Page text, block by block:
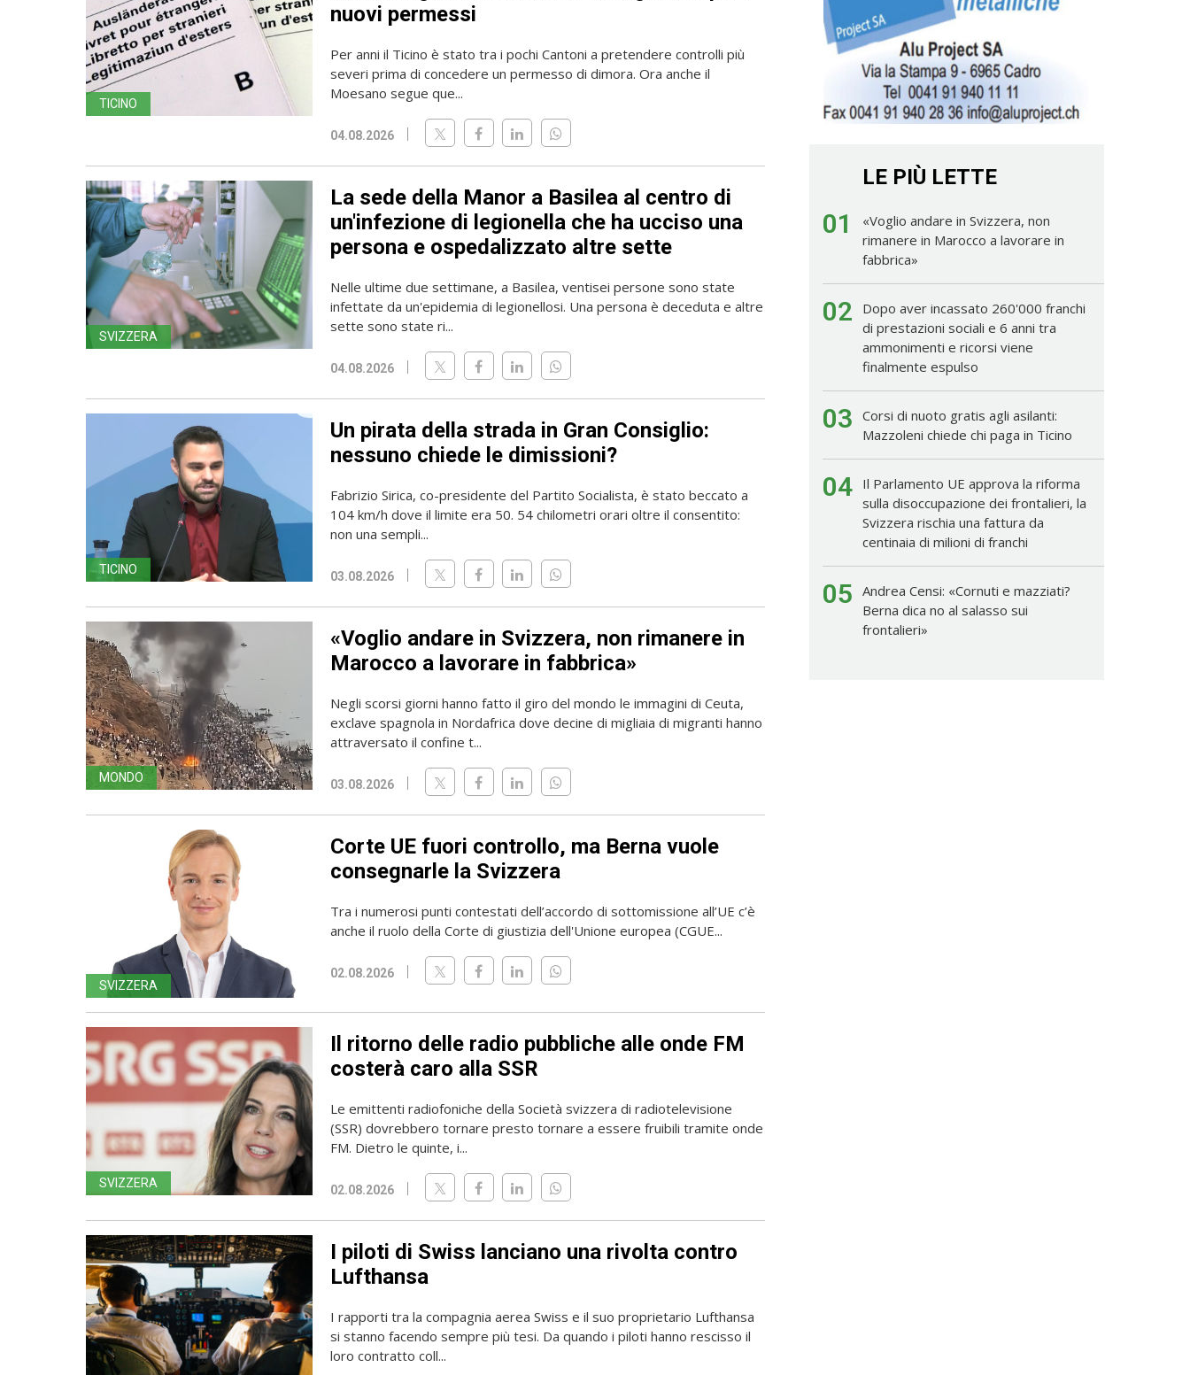
TICINO
nuovi permessi
Per anni il Ticino è stato tra i pochi Cantoni a pretendere controlli più
severi prima di concedere un permesso di dimora. Ora anche il
Moesano segue que...
04.08.2026
SVIZZERA
La sede della Manor a Basilea al centro di
un'infezione di legionella che ha ucciso una
persona e ospedalizzato altre sette
Nelle ultime due settimane, a Basilea, ventisei persone sono state
infettate da un'epidemia di legionellosi. Una persona è deceduta e altre
sette sono state ri...
04.08.2026
TICINO
Un pirata della strada in Gran Consiglio:
nessuno chiede le dimissioni?
Fabrizio Sirica, co-presidente del Partito Socialista, è stato beccato a
104 km/h dove il limite era 50. 54 chilometri orari oltre il consentito:
non una sempli...
03.08.2026
MONDO
«Voglio andare in Svizzera, non rimanere in
Marocco a lavorare in fabbrica»
Negli scorsi giorni hanno fatto il giro del mondo le immagini di Ceuta,
exclave spagnola in Nordafrica dove decine di migliaia di migranti hanno
attraversato il confine t...
03.08.2026
SVIZZERA
Corte UE fuori controllo, ma Berna vuole
consegnarle la Svizzera
Tra i numerosi punti contestati dell’accordo di sottomissione all’UE c’è
anche il ruolo della Corte di giustizia dell'Unione europea (CGUE...
02.08.2026
SVIZZERA
Il ritorno delle radio pubbliche alle onde FM
costerà caro alla SSR
Le emittenti radiofoniche della Società svizzera di radiotelevisione
(SSR) dovrebbero tornare presto tornare a essere fruibili tramite onde
FM. Dietro le quinte, i...
02.08.2026
I piloti di Swiss lanciano una rivolta contro
Lufthansa
I rapporti tra la compagnia aerea Swiss e il suo proprietario Lufthansa
si stanno facendo sempre più tesi. Da quando i piloti hanno rescisso il
loro contratto coll...
LE PIÙ LETTE
01
«Voglio andare in Svizzera, non
rimanere in Marocco a lavorare in
fabbrica»
02
Dopo aver incassato 260'000 franchi
di prestazioni sociali e 6 anni tra
ammonimenti e ricorsi viene
finalmente espulso
03 Corsi di nuoto gratis agli asilanti:
Mazzoleni chiede chi paga in Ticino
04
Il Parlamento UE approva la riforma
sulla disoccupazione dei frontalieri, la
Svizzera rischia una fattura da
centinaia di milioni di franchi
05 Andrea Censi: «Cornuti e mazziati?
Berna dica no al salasso sui
frontalieri»